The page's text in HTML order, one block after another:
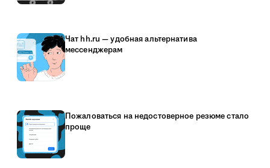
Чат hh.ru — удобная альтернатива
мессенджерам
Пожаловаться на недостоверное резюме стало
проще